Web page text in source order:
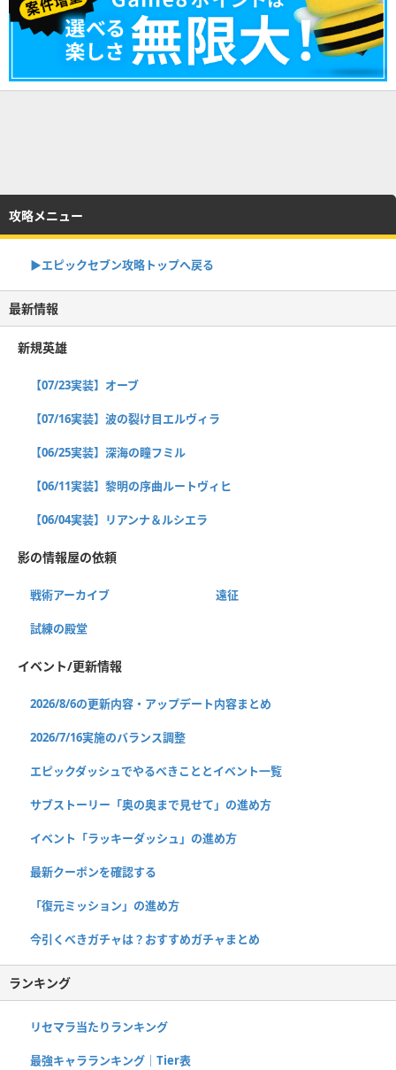
攻略メニュー
▶︎エピックセブン攻略トップへ戻る
最新情報
新規英雄
【07/23実装】オーブ
【07/16実装】波の裂け目エルヴィラ
【06/25実装】深海の瞳フミル
【06/11実装】黎明の序曲ルートヴィヒ
【06/04実装】リアンナ＆ルシエラ
影の情報屋の依頼
戦術アーカイブ 遠征
試練の殿堂
イベント/更新情報
2026/8/6の更新内容・アップデート内容まとめ
2026/7/16実施のバランス調整
エピックダッシュでやるべきこととイベント一覧
サブストーリー「奥の奥まで見せて」の進め方
イベント「ラッキーダッシュ」の進め方
最新クーポンを確認する
「復元ミッション」の進め方
今引くべきガチャは？おすすめガチャまとめ
ランキング
リセマラ当たりランキング
最強キャラランキング｜Tier表